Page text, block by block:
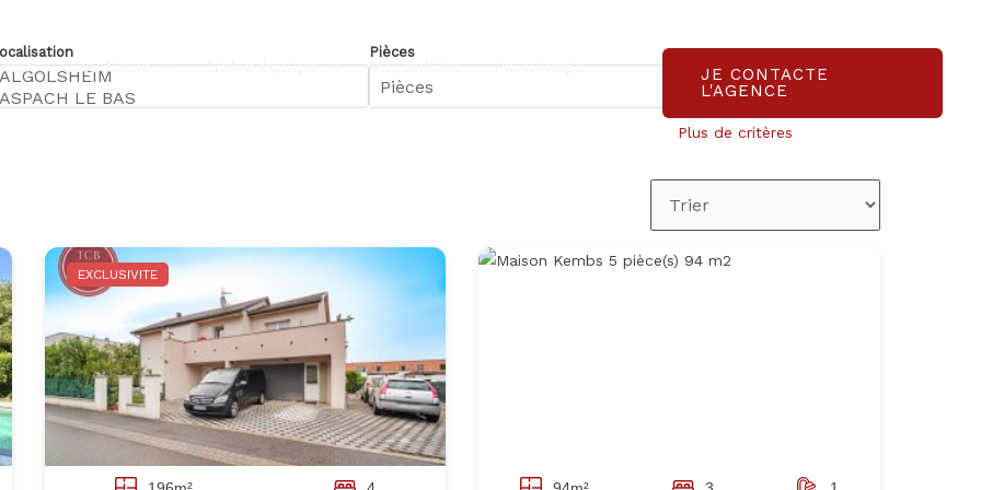
Nos biens Notre équipe Actualités
Parrainage
JE CONTACTE
L'AGENCE
Pièces
Plus de critères
EXCLUSIVITE